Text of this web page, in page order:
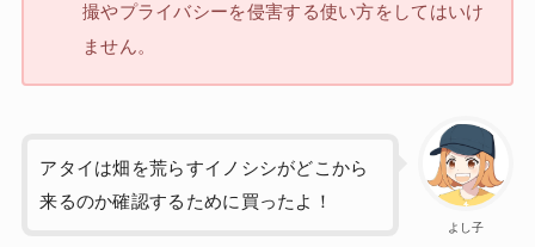
撮やプライバシーを侵害する使い方をしてはいけ
ません。
よし子
アタイは畑を荒らすイノシシがどこから
来るのか確認するために買ったよ！